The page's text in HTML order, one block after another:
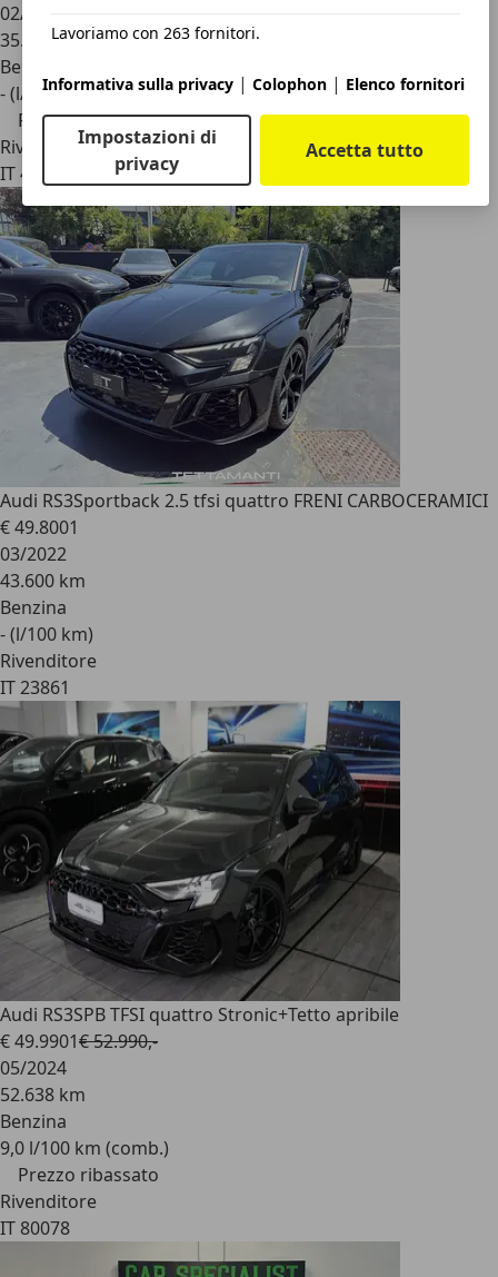
Lavoriamo con 263 fornitori.
Informativa sulla privacy | Colophon | Elenco fornitori
Impostazioni di
privacy
Accetta tutto
02/2024
35.000 km
Benzina
- (l/100 km)
Prezzo ribassato
Rivenditore
IT 40138
Audi RS3Sportback 2.5 tfsi quattro FRENI CARBOCERAMICI
€ 49.8001
03/2022
43.600 km
Benzina
- (l/100 km)
Rivenditore
IT 23861
Audi RS3SPB TFSI quattro Stronic+Tetto apribile
€ 49.9901€ 52.990,-
05/2024
52.638 km
Benzina
9,0 l/100 km (comb.)
Prezzo ribassato
Rivenditore
IT 80078